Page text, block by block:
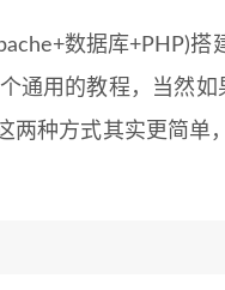
数据库+PHP)搭
通用的教程，当然
两种方式其实更简单